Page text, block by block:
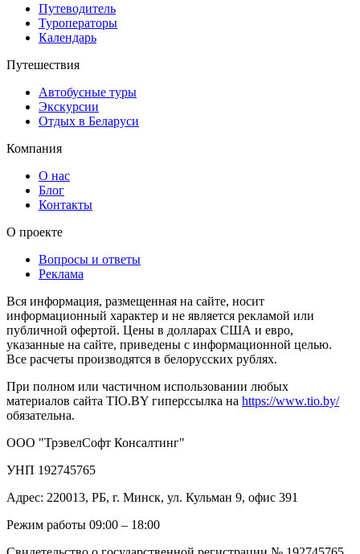
Путеводитель
Туроператоры
Календарь
Путешествия
Автобусные туры
Экскурсии
Отдых в Беларуси
Компания
О нас
Блог
Контакты
О проекте
Вопросы и ответы
Реклама
Вся информация, размещенная на сайте, носит
информационный характер и не является рекламой или
публичной офертой. Цены в долларах США и евро,
указанные на сайте, приведены с информационной целью.
Все расчеты производятся в белорусских рублях.
При полном или частичном использовании любых
материалов сайта TIO.BY гиперссылка на https://www.tio.by/
обязательна.
ООО "ТрэвелСофт Консалтинг"
УНП 192745765
Адрес: 220013, РБ, г. Минск, ул. Кульман 9, офис 391
Режим работы 09:00 – 18:00